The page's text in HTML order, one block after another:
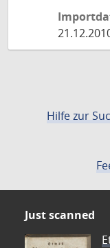
Hilfe zur
Just scanned